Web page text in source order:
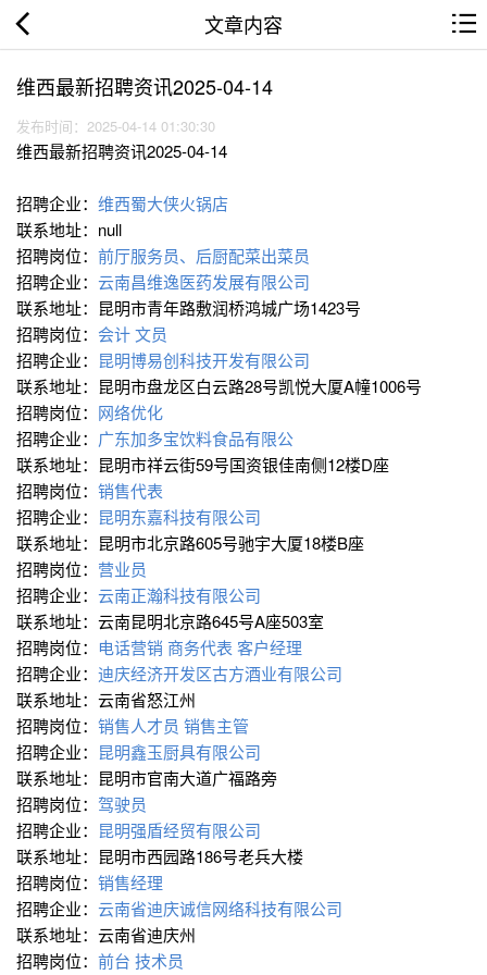
文章内容
维西最新招聘资讯2025-04-14
发布时间：2025-04-14 01:30:30
维西最新招聘资讯2025-04-14
招聘企业： 维西蜀大侠火锅店
联系地址：null
招聘岗位： 前厅服务员、后厨配菜出菜员
招聘企业： 云南昌维逸医药发展有限公司
联系地址：昆明市青年路敷润桥鸿城广场1423号
招聘岗位： 会计文员
招聘企业： 昆明博易创科技开发有限公司
联系地址：昆明市盘龙区白云路28号凯悦大厦A幢1006号
招聘岗位： 网络优化
招聘企业： 广东加多宝饮料食品有限公
联系地址：昆明市祥云街59号国资银佳南侧12楼D座
招聘岗位： 销售代表
招聘企业： 昆明东嘉科技有限公司
联系地址：昆明市北京路605号驰宇大厦18楼B座
招聘岗位： 营业员
招聘企业： 云南正瀚科技有限公司
联系地址：云南昆明北京路645号A座503室
招聘岗位： 电话营销 商务代表 客户经理
招聘企业： 迪庆经济开发区古方酒业有限公司
联系地址：云南省怒江州
招聘岗位： 销售人才员 销售主管
招聘企业： 昆明鑫玉厨具有限公司
联系地址：昆明市官南大道广福路旁
招聘岗位： 驾驶员
招聘企业： 昆明强盾经贸有限公司
联系地址：昆明市西园路186号老兵大楼
招聘岗位： 销售经理
招聘企业： 云南省迪庆诚信网络科技有限公司
联系地址：云南省迪庆州
招聘岗位： 前台 技术员